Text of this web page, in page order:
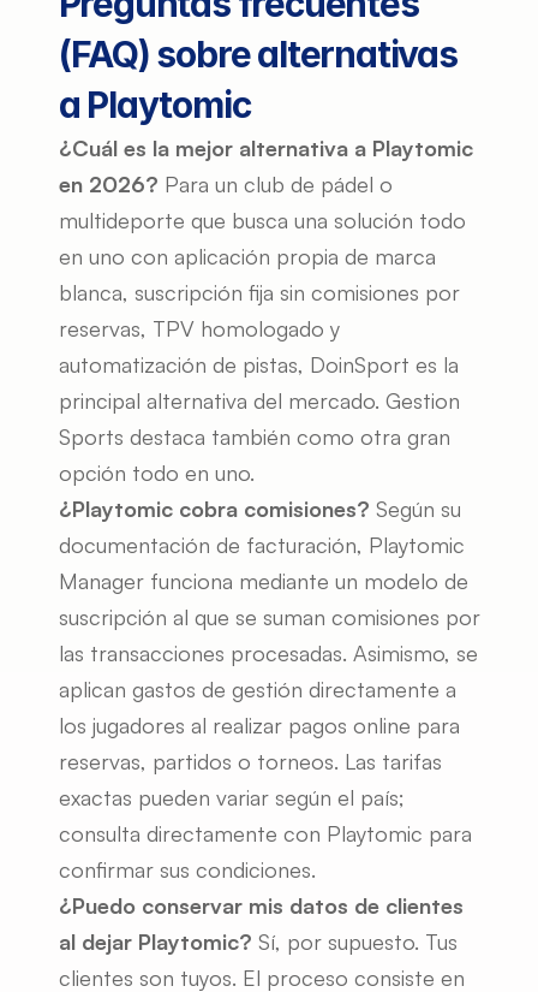
(FAQ) sobre alternativas
a Playtomic
¿Cuál es la mejor alternativa a Playtomic
en 2026? Para un club de pádel o
multideporte que busca una solución todo
en uno con aplicación propia de marca
blanca, suscripción fija sin comisiones por
reservas, TPV homologado y
automatización de pistas, DoinSport es la
principal alternativa del mercado. Gestion
Sports destaca también como otra gran
opción todo en uno.
¿Playtomic cobra comisiones? Según su
documentación de facturación, Playtomic
Manager funciona mediante un modelo de
suscripción al que se suman comisiones por
las transacciones procesadas. Asimismo, se
aplican gastos de gestión directamente a
los jugadores al realizar pagos online para
reservas, partidos o torneos. Las tarifas
exactas pueden variar según el país;
consulta directamente con Playtomic para
confirmar sus condiciones.
¿Puedo conservar mis datos de clientes
al dejar Playtomic? Sí, por supuesto. Tus
clientes son tuyos. El proceso consiste en